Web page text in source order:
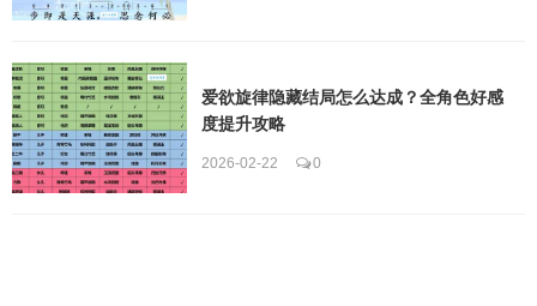
爱欲旋律隐藏结局怎么达成？全角色好感
度提升攻略
2026-02-22 0